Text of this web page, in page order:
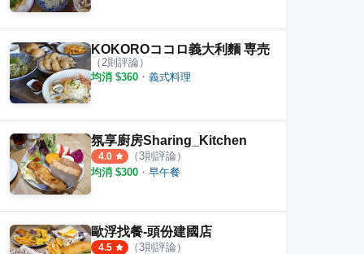
KOKOROココロ義大利麵 専売
（2則評論）
均消 $360 ・ 義式料理
氛享廚房Sharing_Kitchen
4.0 （3則評論）
均消 $300 ・ 早午餐
歐浮找餐-頭份建國店
4.5 （3則評論）